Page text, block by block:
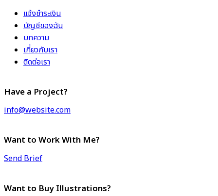
แจ้งชำระเงิน
บัญชีของฉัน
บทความ
เกี่ยวกับเรา
ติดต่อเรา
Have a Project?
info@website.com
Want to Work With Me?
Send Brief
Want to Buy Illustrations?